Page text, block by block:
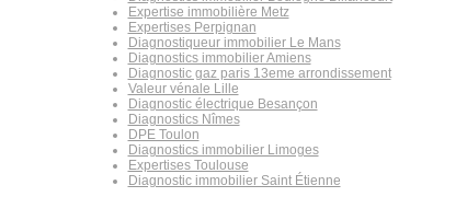
Expertise immobilière Metz
Expertises Perpignan
Diagnostiqueur immobilier Le Mans
Diagnostics immobilier Amiens
Diagnostic gaz paris 13eme arrondissement
Valeur vénale Lille
Diagnostic électrique Besançon
Diagnostics Nîmes
DPE Toulon
Diagnostics immobilier Limoges
Expertises Toulouse
Diagnostic immobilier Saint Étienne